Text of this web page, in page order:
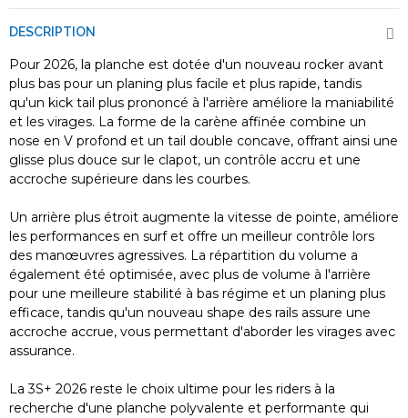
DESCRIPTION
Pour 2026, la planche est dotée d'un nouveau rocker avant
plus bas pour un planing plus facile et plus rapide, tandis
qu'un kick tail plus prononcé à l'arrière améliore la maniabilité
et les virages. La forme de la carène affinée combine un
nose en V profond et un tail double concave, offrant ainsi une
glisse plus douce sur le clapot, un contrôle accru et une
accroche supérieure dans les courbes.
Un arrière plus étroit augmente la vitesse de pointe, améliore
les performances en surf et offre un meilleur contrôle lors
des manœuvres agressives. La répartition du volume a
également été optimisée, avec plus de volume à l'arrière
pour une meilleure stabilité à bas régime et un planing plus
efficace, tandis qu'un nouveau shape des rails assure une
accroche accrue, vous permettant d'aborder les virages avec
assurance.
La 3S+ 2026 reste le choix ultime pour les riders à la
recherche d'une planche polyvalente et performante qui